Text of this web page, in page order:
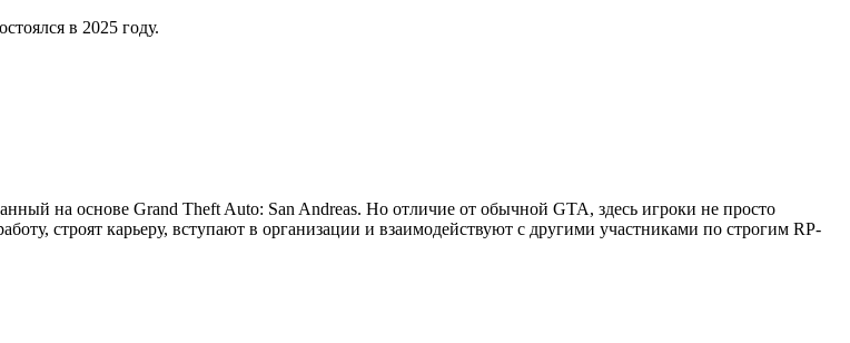
в 2025 году.
на основе Grand Theft Auto: San Andreas. Но отличие от обычной GTA, здесь игроки не просто
строят карьеру, вступают в организации и взаимодействуют с другими участниками по строгим RP-